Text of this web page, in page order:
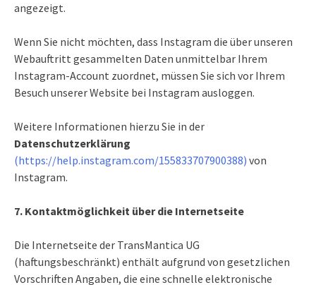
angezeigt.
Wenn Sie nicht möchten, dass Instagram die über unseren
Webauftritt gesammelten Daten unmittelbar Ihrem
Instagram-Account zuordnet, müssen Sie sich vor Ihrem
Besuch unserer Website bei Instagram ausloggen.
Weitere Informationen hierzu Sie in der
Datenschutzerklärung
(https://help.instagram.com/155833707900388) von
Instagram.
7. Kontaktmöglichkeit über die Internetseite
Die Internetseite der TransMantica UG
(haftungsbeschränkt) enthält aufgrund von gesetzlichen
Vorschriften Angaben, die eine schnelle elektronische